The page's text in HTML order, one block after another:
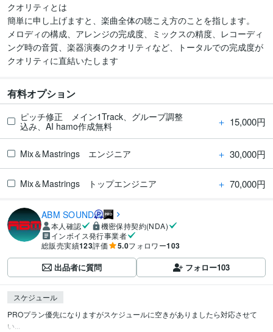
クオリティとは
簡単に申し上げますと、楽曲全体の聴こえ方のことを指します。
メロディの構成、アレンジの完成度、ミックスの精度、レコーディ
ング時の音質、楽器演奏のクオリティなど、トータルでの完成度が
有料オプション
ピッチ修正 メイン1Track、グルーブ調整
込み、AI hamo作成無料
＋ 15,000円
Mix＆Mastrings エンジニア ＋ 30,000円
Mix＆Mastrings トップエンジニア ＋ 70,000円
ABM SOUND
本人確認
機密保持契約(NDA)
インボイス発行事業者
総販売実績123評価 5.0フォロワー103
出品者に質問 フォロー103
スケジュール
PROプラン優先になりますがスケジュールに空きがありましたら対応させて
い...